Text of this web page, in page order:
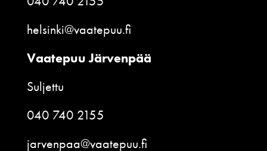
helsinki@vaatepuu.fi
Vaatepuu Järvenpää
Suljettu
040 740 2155
jarvenpaa@vaatepuu.fi